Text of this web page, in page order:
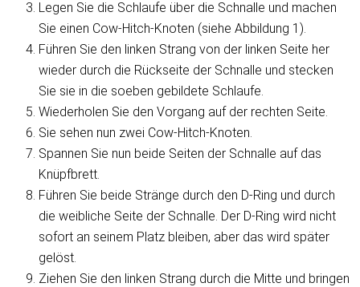
Legen Sie die Schlaufe über die Schnalle und machen
Sie einen Cow-Hitch-Knoten (siehe Abbildung 1).
Führen Sie den linken Strang von der linken Seite her
wieder durch die Rückseite der Schnalle und stecken
Sie sie in die soeben gebildete Schlaufe.
Wiederholen Sie den Vorgang auf der rechten Seite.
Sie sehen nun zwei Cow-Hitch-Knoten.
Spannen Sie nun beide Seiten der Schnalle auf das
Knüpfbrett.
Führen Sie beide Stränge durch den D-Ring und durch
die weibliche Seite der Schnalle. Der D-Ring wird nicht
sofort an seinem Platz bleiben, aber das wird später
gelöst.
Ziehen Sie den linken Strang durch die Mitte und bringen